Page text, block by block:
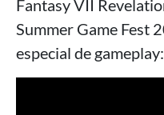
Fantasy VII
Summer Game Fest
especial de gameplay: